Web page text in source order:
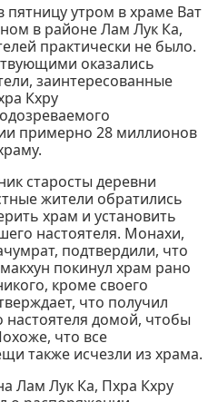
утром в храме Ват
в районе Лам Лук Ка,
практически не было.
оказались
заинтересованные
Кхру
примерно 28 миллионов
старосты деревни
жители обратились
храм и установить
настоятеля. Монахи,
подтвердили, что
покинул храм рано
кроме своего
что получил
настоятеля домой, чтобы
что все
также исчезли из храма.
Лам Лук Ка, Пхра Кхру